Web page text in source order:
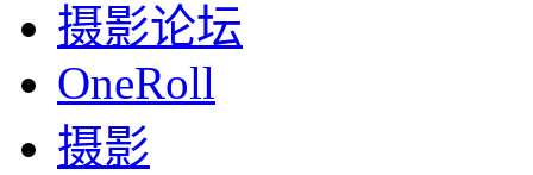
摄影论坛
OneRoll
摄影